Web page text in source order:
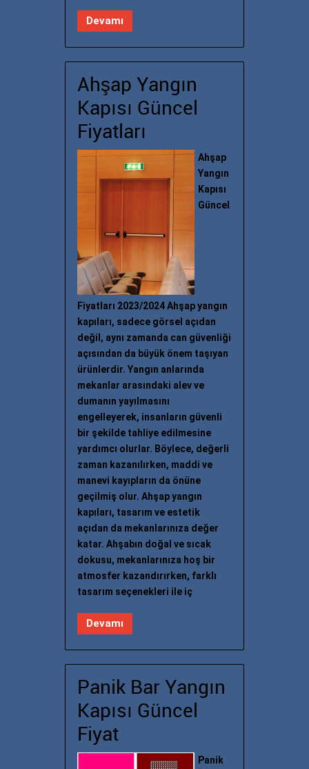
Devamı
Ahşap Yangın
Kapısı Güncel
Fiyatları
Ahşap
Yangın
Kapısı
Güncel
Fiyatları 2023/2024 Ahşap yangın
kapıları, sadece görsel açıdan
değil, aynı zamanda can güvenliği
açısından da büyük önem taşıyan
ürünlerdir. Yangın anlarında
mekanlar arasındaki alev ve
dumanın yayılmasını
engelleyerek, insanların güvenli
bir şekilde tahliye edilmesine
yardımcı olurlar. Böylece, değerli
zaman kazanılırken, maddi ve
manevi kayıpların da önüne
geçilmiş olur. Ahşap yangın
kapıları, tasarım ve estetik
açıdan da mekanlarınıza değer
katar. Ahşabın doğal ve sıcak
dokusu, mekanlarınıza hoş bir
atmosfer kazandırırken, farklı
tasarım seçenekleri ile iç
Devamı
Panik Bar Yangın
Kapısı Güncel
Fiyat
Panik